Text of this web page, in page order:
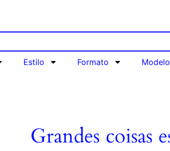
Estilo Formato Modelo
Grandes coisas